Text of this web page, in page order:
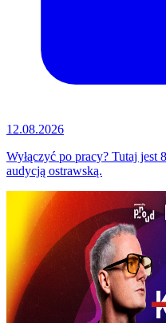
12.08.2026
Wyłączyć po pracy? Tutaj jest
audycją ostrawską.